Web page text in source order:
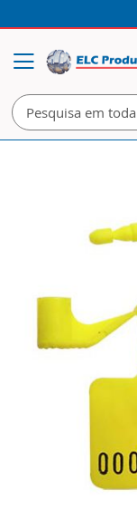
Alternar
Nav